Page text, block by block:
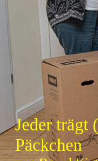
Jeder trägt
Päckchen